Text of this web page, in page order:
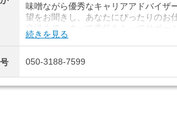
味噌ながら優秀なキャリアアドバイザ
望をお聞きし、あなたにぴったりのお
交渉まで、すべて責任をもってサポー
全！お悩みやお困りごとがあれば、当
見学してみたい！求人情報のここを確
扶養内、日勤のみ、夜勤のみ、未経
続きを見る
050-3188-7599